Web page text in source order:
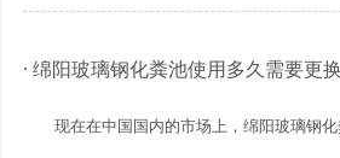
在安装绵阳玻璃钢化粪池时可能
使用成都玻璃钢化粪池的七大好处
· 绵阳玻璃钢化粪池使用多久需要更换
现在在中国国内的市场上，绵阳玻璃钢化